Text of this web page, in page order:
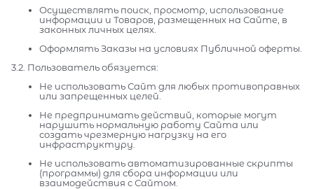
Осуществлять поиск, просмотр, использование
информации и Товаров, размещенных на Сайте, в
законных личных целях.
Оформлять Заказы на условиях Публичной оферты.
3.2. Пользователь обязуется:
Не использовать Сайт для любых противоправных
или запрещенных целей.
Не предпринимать действий, которые могут
нарушить нормальную работу Сайта или
создать чрезмерную нагрузку на его
инфраструктуру.
Не использовать автоматизированные скрипты
(программы) для сбора информации или
взаимодействия с Сайтом.